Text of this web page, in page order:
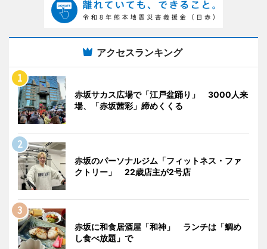
アクセスランキング
赤坂サカス広場で「江戸盆踊り」 3000人来
場、「赤坂茜彩」締めくくる
赤坂のパーソナルジム「フィットネス・ファ
クトリー」 22歳店主が2号店
赤坂に和食居酒屋「和神」 ランチは「鯛め
し食べ放題」で